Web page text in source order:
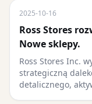
2025-10-16
Ross Stores
Nowe sklepy.
Ross Stores Inc.
strategiczną
detalicznego,